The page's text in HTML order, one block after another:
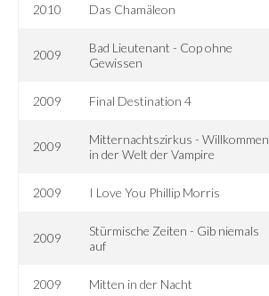
2010 Das Chamäleon
2009
Bad Lieutenant - Cop ohne
Gewissen
2009 Final Destination 4
2009
Mitternachtszirkus - Willkommen
in der Welt der Vampire
2009 I Love You Phillip Morris
2009
Stürmische Zeiten - Gib niemals
auf
2009 Mitten in der Nacht